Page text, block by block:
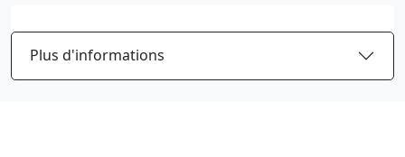
Plus d'informations